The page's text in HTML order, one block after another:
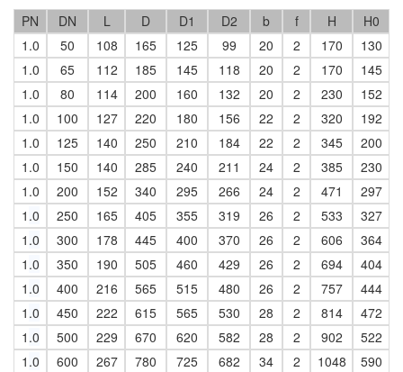
PN DN L D D1 D2 b f H
H0
1.0
50 108 165 125 99 20 2 170
130
1.0
65 112 185 145 118 20 2 170
145
1.0
80 114 200 160 132 20 2 230
152
1.0
100 127 220 180 156 22 2 320
192
1.0
125 140 250 210 184 22 2 345
200
1.0
150 140 285 240 211 24 2 385
230
1.0
200 152 340 295 266 24 2 471
297
1 .0 250 165 405 355 319 26 2 533
327
1 .0 300 178 445 400 370 26 2 606
364
1 .0 350 190 505 460 429 26 2 694
404
1 .0 400 216 565 515 480 26 2 757
444
1 .0 450 222 615 565 530 28 2 814
472
1 .0 500 229 670 620 582 28 2 902
522
1 .0 600 267 780 725 682 34 2 1048
590